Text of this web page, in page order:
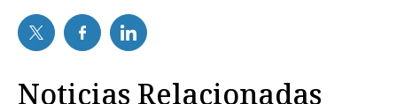
Noticias Relacionadas